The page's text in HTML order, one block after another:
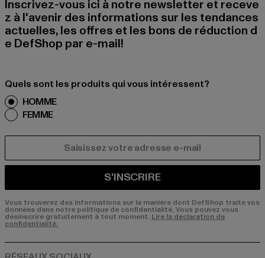
Inscrivez-vous ici à notre newsletter et receve
z à l'avenir des informations sur les tendances
actuelles, les offres et les bons de réduction d
e DefShop par e-mail!
Quels sont les produits qui vous intéressent?
HOMME
FEMME
S'INSCRIRE
Vous trouverez des informations sur la manière dont DefShop traite vos
données dans notre politique de confidentialité. Vous pouvez vous
désinscrire gratuitement à tout moment. Lire la déclaration de
confidentialité.